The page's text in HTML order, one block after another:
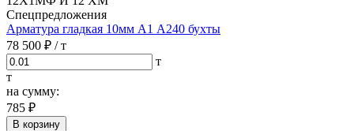
Спецпредложения
Арматура гладкая 10мм А1 А240 бухты
78 500 ₽ / т
т
т
на сумму:
785 ₽
В корзину